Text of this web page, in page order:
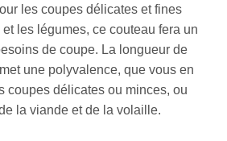
les coupes délicates et fines
les légumes, ce couteau fera un
de coupe. La longueur de
une polyvalence, que vous en
coupes délicates ou minces, ou
la viande et de la volaille.